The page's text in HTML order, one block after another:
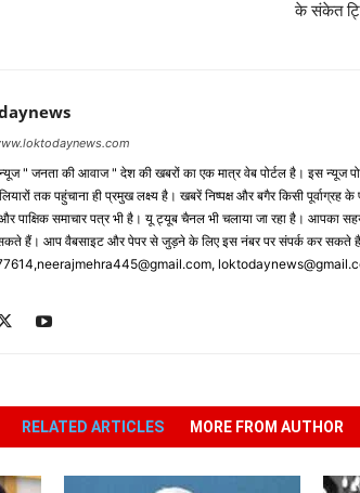
के संकेत
" जनता की आवाज " देश की खबरों का एक मात्र वेब पोर्टल है। इस न्यूज
तक पहुंचाना ही प्रमुख लक्ष्य है। खबरें निष्पक्ष और बगैर किसी
पाक्षिक समाचार पत्र भी है। यू ट्यूब चैनल भी चलाया जा रहा है। आपका
हैं। आप वैबसाइट और पेपर से जुड़ने के लिए इस नंबर पर संपर्क कर सकते
RELATED ARTICLES MORE FROM AUTHOR